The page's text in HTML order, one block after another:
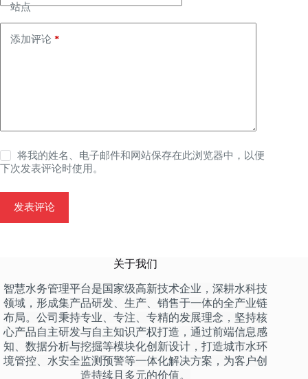
站点
添加评论 *
将我的姓名、电子邮件和网站保存在此浏览器中，以便
下次发表评论时使用。
发表评论
关于我们
智慧水务管理平台是国家级高新技术企业，深耕水科技
领域，形成集产品研发、生产、销售于一体的全产业链
布局。公司秉持专业、专注、专精的发展理念，坚持核
心产品自主研发与自主知识产权打造，通过前端信息感
知、数据分析与挖掘等模块化创新设计，打造城市水环
境管控、水安全监测预警等一体化解决方案，为客户创
造持续且多元的价值。